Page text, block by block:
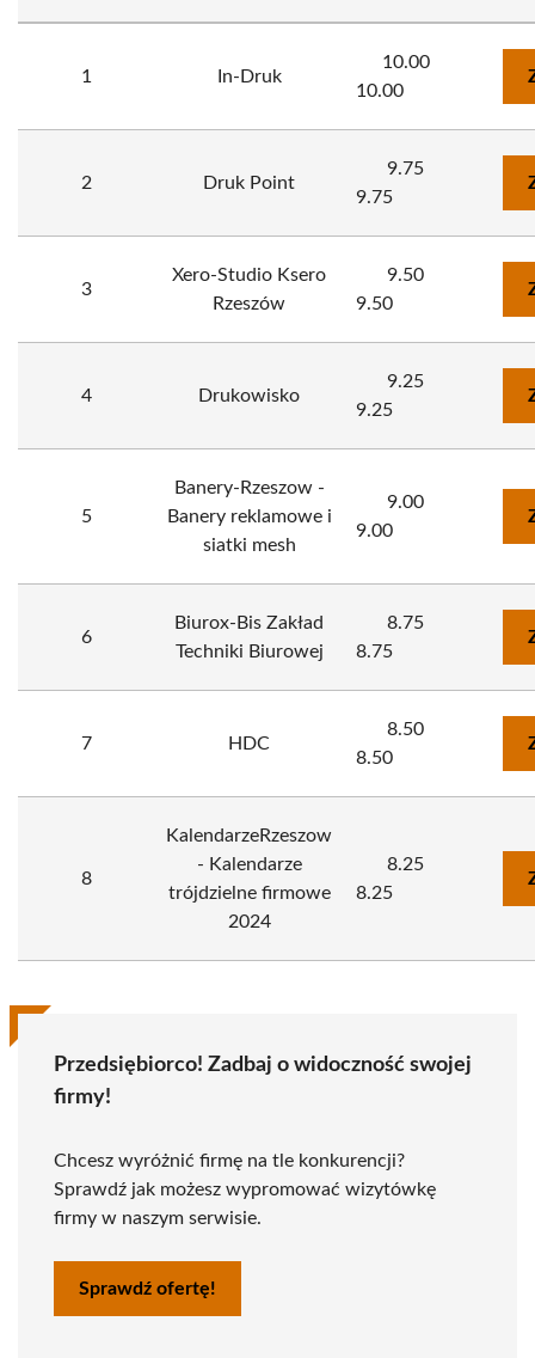
1 In-Druk
10.00
10.00
2 Druk Point
9.75
9.75
3
Xero-Studio Ksero
Rzeszów
9.50
9.50
4 Drukowisko
9.25
9.25
5
Banery-Rzeszow -
Banery reklamowe i
siatki mesh
9.00
9.00
6
Biurox-Bis Zakład
Techniki Biurowej
8.75
8.75
7 HDC
8.50
8.50
8
KalendarzeRzeszow
- Kalendarze
trójdzielne firmowe
2024
8.25
8.25
Przedsiębiorco! Zadbaj o widoczność swojej
firmy!
Chcesz wyróżnić firmę na tle konkurencji?
Sprawdź jak możesz wypromować wizytówkę
firmy w naszym serwisie.
Sprawdź ofertę!